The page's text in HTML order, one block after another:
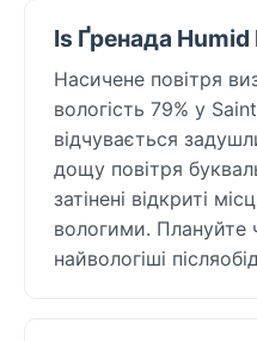
Is Ґренада Humid
Насичене повітря
вологість 79% у
відчувається
дощу повітря
затінені відкриті
вологими. Плануйте
найвологіші